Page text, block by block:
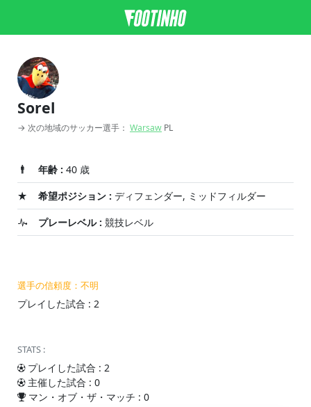
Sorel
→ 次の地域のサッカー選手： Warsaw PL
年齢 : 40 歳
希望ポジション : ディフェンダー, ミッドフィルダー
プレーレベル : 競技レベル
選手の信頼度：不明
プレイした試合 : 2
STATS :
プレイした試合 : 2
主催した試合 : 0
マン・オブ・ザ・マッチ : 0